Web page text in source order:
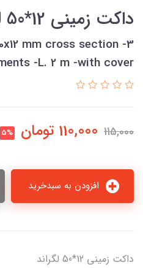
داکت زميني 12*50 لگراند
mm cross section -3
-L. 2 m -with cover
115,000
110,000 تومان 5%
داکت زميني 12*50 لگراند